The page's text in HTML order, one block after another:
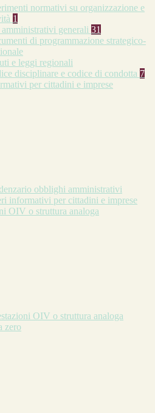
normativi su organizzazione e
1
generali 31
di programmazione strategico-
e leggi regionali
disciplinare e codice di condotta 7
per cittadini e imprese
obblighi amministrativi
informativi per cittadini e imprese
OIV o struttura analoga
OIV o struttura analoga
zero